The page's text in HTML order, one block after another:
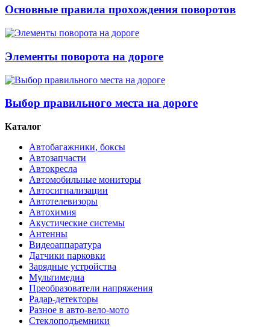
Основные правила прохождения поворотов
Элементы поворота на дороге
Выбор правильного места на дороге
Каталог
Автобагажники, боксы
Автозапчасти
Автокресла
Автомобильные мониторы
Автосигнализации
Автотелевизоры
Автохимия
Акустические системы
Антенны
Видеоаппаратура
Датчики парковки
Зарядные устройства
Мультимедиа
Преобразователи напряжения
Радар-детекторы
Разное в авто-вело-мото
Стеклоподъемники